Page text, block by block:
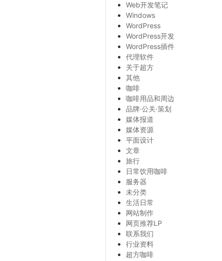
Web开发笔记
Windows
WordPress
WordPress开发
WordPress插件
代理软件
关于超方
其他
咖啡
咖啡用品和周边
品牌·公关·策划
媒体报道
媒体资源
平面设计
文章
旅行
日常饮用咖啡
服务器
未分类
生活日常
网站制作
网页推荐LP
联系我们
行业资料
超方咖啡